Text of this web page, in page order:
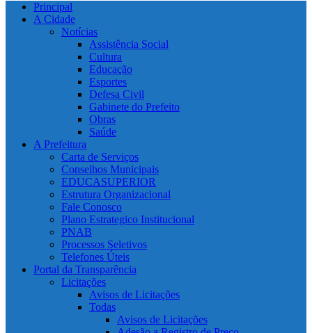
Principal
A Cidade
Notícias
Assistência Social
Cultura
Educação
Esportes
Defesa Civil
Gabinete do Prefeito
Obras
Saúde
A Prefeitura
Carta de Serviços
Conselhos Municipais
EDUCASUPERIOR
Estrutura Organizacional
Fale Conosco
Plano Estrategico Institucional
PNAB
Processos Seletivos
Telefones Úteis
Portal da Transparência
Licitações
Avisos de Licitações
Todas
Avisos de Licitações